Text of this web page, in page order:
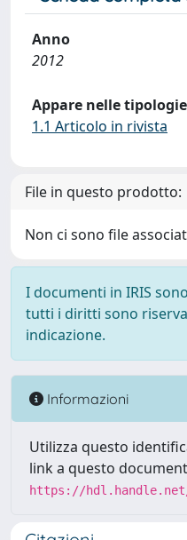
Anno
2012
Appare nelle
1.1 Articolo in rivista
File in questo prodotto:
Non ci sono file
I documenti in IRIS
tutti i diritti sono
indicazione.
Informazioni
Utilizza questo
link a questo
https://hdl.handle.net/